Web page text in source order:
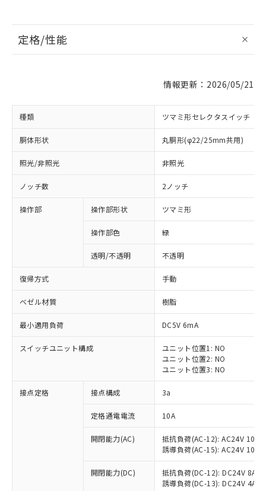
定格/性能
情報更新：2026/05/21
種類 ツマミ形セレクタスイッチ
胴体形状 丸胴形(φ22/25mm共用)
照光/非照光 非照光
ノッチ数 2ノッチ
操作部 操作部形状 ツマミ形
操作部色 緑
透明/不透明 不透明
復帰方式 手動
ベゼル材質 樹脂
最小適用負荷 DC5V 6mA
スイッチユニット構成
ユニット位置1: NO
ユニット位置2: NO
ユニット位置3: NO
接点定格 接点構成 3a
定格通電電流 10A
開閉能力(AC)
抵抗負荷(AC-12): AC24V 10A/
誘導負荷(AC-15): AC24V
開閉能力(DC)
抵抗負荷(DC-12): DC24V 8A/
誘導負荷(DC-13): DC24V 4A/
ご利用条件
対応済み：EU RoHS指令（10物質）の
非含有に対応した製品が提供可能な商品で
有に対応した製品に切り替える予定のある